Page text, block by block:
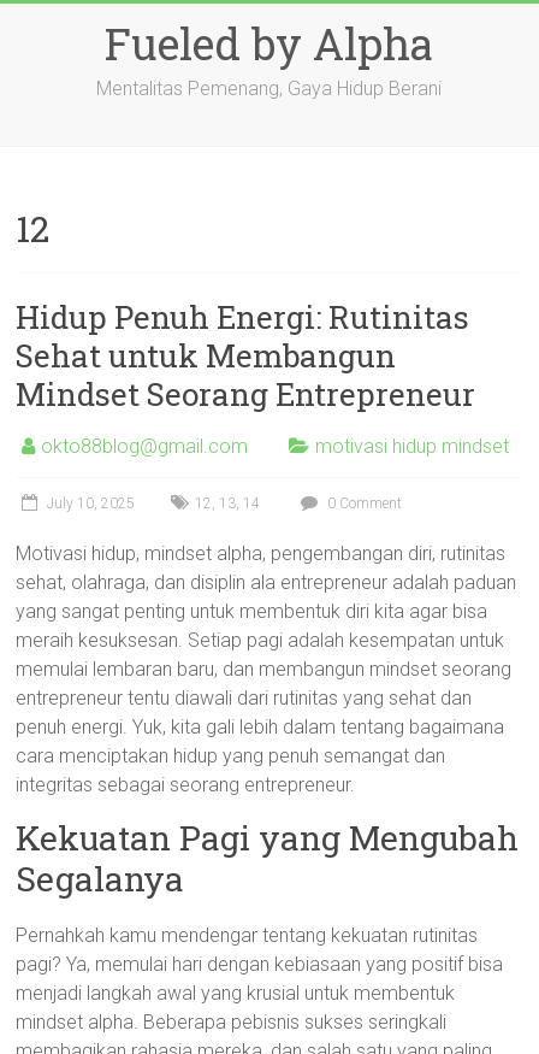
Fueled by Alpha
Mentalitas Pemenang, Gaya Hidup Berani
12
Hidup Penuh Energi: Rutinitas
Sehat untuk Membangun
Mindset Seorang Entrepreneur
okto88blog@gmail.com motivasi hidup mindset
July 10, 2025 12 , 13, 14 0 Comment
Motivasi hidup, mindset alpha, pengembangan diri, rutinitas
sehat, olahraga, dan disiplin ala entrepreneur adalah paduan
yang sangat penting untuk membentuk diri kita agar bisa
meraih kesuksesan. Setiap pagi adalah kesempatan untuk
memulai lembaran baru, dan membangun mindset seorang
entrepreneur tentu diawali dari rutinitas yang sehat dan
penuh energi. Yuk, kita gali lebih dalam tentang bagaimana
cara menciptakan hidup yang penuh semangat dan
integritas sebagai seorang entrepreneur.
Kekuatan Pagi yang Mengubah
Segalanya
Pernahkah kamu mendengar tentang kekuatan rutinitas
pagi? Ya, memulai hari dengan kebiasaan yang positif bisa
menjadi langkah awal yang krusial untuk membentuk
mindset alpha. Beberapa pebisnis sukses seringkali